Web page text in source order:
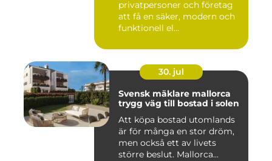
privatpersoner och företag
att få en säker, modern och
funktionell el...
30. jul
Svensk mäklare mallorca
trygg väg till bostad i solen
Att köpa bostad utomlands
är för många en stor dröm,
men också ett av livets
större beslut. Mallorca...